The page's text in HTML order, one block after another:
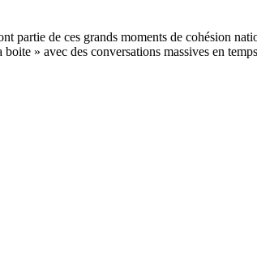
de ces grands moments de cohésion
» avec des conversations massives en